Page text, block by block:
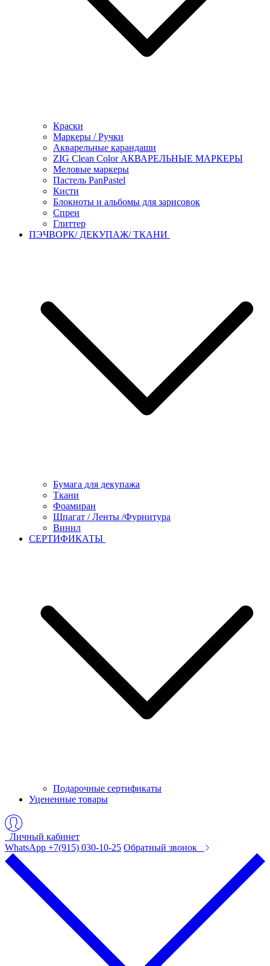
Краски
Маркеры / Ручки
Акварельные карандаши
ZIG Clean Color АКВАРЕЛЬНЫЕ МАРКЕРЫ
Меловые маркеры
Пастель PanPastel
Кисти
Блокноты и альбомы для зарисовок
Спреи
Глиттер
ПЭЧВОРК/ ДЕКУПАЖ/ ТКАНИ
Бумага для декупажа
Ткани
Фоамиран
Шпагат / Ленты /Фурнитура
Винил
СЕРТИФИКАТЫ
Подарочные сертификаты
Уцененные товары
Личный кабинет
WhatsApp +7(915) 030-10-25 Обратный звонок